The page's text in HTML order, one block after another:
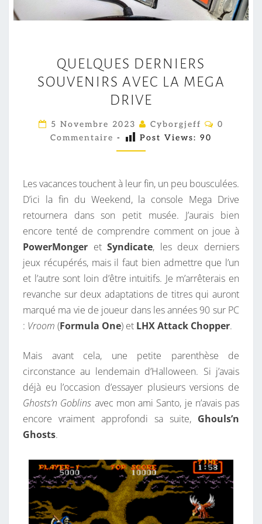
U
E
L
U
E
R
I
S
S
O
E
N
I
R
V
E
C
QUELQUES DERNIERS
SOUVENIRS AVEC LA MEGA
DRIVE
5 Novembre 2023 Cyborgjeff
C
A
R
0
Commentaire - Post Views: 90
Les vacances touchent à leur fin, un peu bousculées.
D’ici la fin du Weekend, la console Mega Drive
retournera dans son petit musée. J’aurais bien
encore tenté de comprendre comment on joue à
PowerMonger etSyndicate, les deux derniers
jeux récupérés, mais il faut bien admettre que l’un
et l’autre sont loin d’être intuitifs. Je m’arrêterais en
revanche sur deux adaptations de titres qui auront
marqué ma vie de joueur dans les années 90 sur PC
: Vroom (Formula One) et LHX Attack Chopper.
Mais avant cela, une petite parenthèse de
circonstance au lendemain d’Halloween. Si j’avais
déjà eu l’occasion d’essayer plusieurs versions de
Ghosts’n Goblins avec mon ami Santo, je n’avais pas
encore vraiment approfondi sa suite, Ghouls’n
Ghosts.